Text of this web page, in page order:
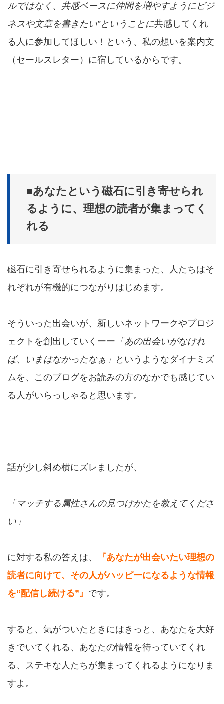
ルではなく、共感ベースに仲間を増やすようにビジ
ネスや文章を書きたい”ということに共感してくれ
る人に参加してほしい！という、私の想いを案内文
（セールスレター）に宿しているからです。
■あなたという磁石に引き寄せられ
るように、理想の読者が集まってく
れる
磁石に引き寄せられるように集まった、人たちはそ
れぞれが有機的につながりはじめます。
そういった出会いが、新しいネットワークやプロジ
ェクトを創出していくーー 「あの出会いがなけれ
ば、いまはなかったなぁ」 というようなダイナミズ
ムを、このブログをお読みの方のなかでも感じてい
る人がいらっしゃると思います。
話が少し斜め横にズレましたが、
「マッチする属性さんの見つけかたを教えてくださ
い」
に対する私の答えは、
『あなたが出会いたい理想の
読者に向けて、その人がハッピーになるような情報
を“配信し続ける”』 です。
すると、気がついたときにはきっと、あなたを大好
きでいてくれる、あなたの情報を待っていてくれ
る、ステキな人たちが集まってくれるようになりま
すよ。